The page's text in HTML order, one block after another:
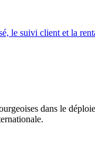
le suivi client et la
dans le